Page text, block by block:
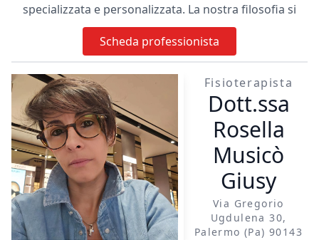
specializzata e personalizzata. La nostra filosofia si
basa sull’idea che ogni individuo è unico e la
fisioterapia deve essere plasmata intorno a questa
unicità. Non trattiamo solo i sintomi, ma ci
concentriamo sull’individuare e affrontare le cause
profonde dei problemi dei nostri pazienti. La
fisioterapia da noi offerta non è un semplice
trattamento passivo, ma un processo di
compartecipazione tra fisioterapista e paziente.
Lavoriamo insieme per individuare le soluzioni più
adeguate e personalizzate per risolvere il problema
definitivamente. Presso lo studio La Fisioterapia
Palermo puoi contare su uno staff altamente
Scheda professionista
Fisioterapista
Dott.ssa
Rosella
Musicò
Giusy
Via Gregorio
Ugdulena 30,
Palermo (pa) 90143